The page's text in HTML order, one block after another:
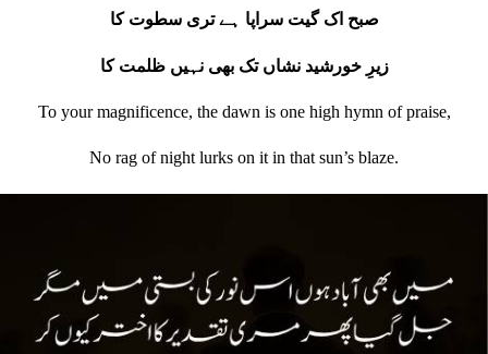
صبح اک گیت سراپا ہے تری سطوت کا
زیرِ خورشید نشاں تک بھی نہیں ظلمت کا
To your magnificence, the dawn is one high hymn of praise,
No rag of night lurks on it in that sun’s blaze.